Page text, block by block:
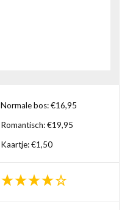
Normale bos: €16,95
Romantisch: €19,95
Kaartje: €1,50